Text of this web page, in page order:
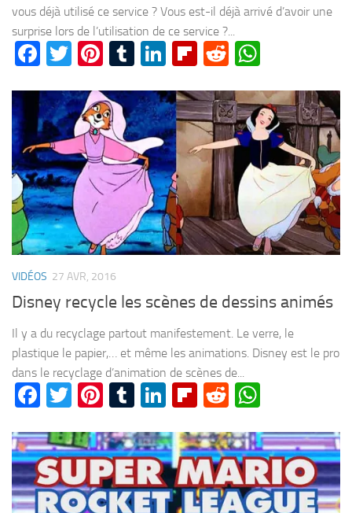
vous déjà utilisé ce service ? Vous est-il déjà arrivé d’avoir une
surprise lors de l’utilisation de ce service ?...
Facebook
Twitter
Pinterest
Tumblr
LinkedIn
Flipboard
Reddit
VIDÉOS 27 AVR, 2016
Disney recycle les scènes de dessins animés
Il y a du recyclage partout manifestement. Le verre, le
plastique le papier,… et même les animations. Disney est le pro
dans le recyclage d’animation de scènes de...
Facebook
Twitter
Pinterest
Tumblr
LinkedIn
Flipboard
Reddit